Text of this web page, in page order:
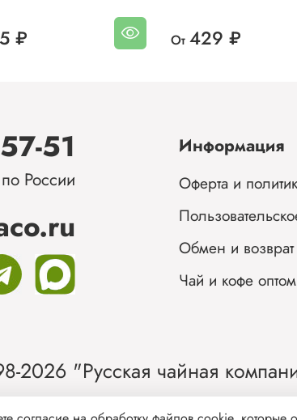
₽ От 429 ₽
Информация
Оферта и
Обмен и возврат
Чай и кофе оптом
51
России
2026 "Русская чайная
Интернет-магазин чая и кофе